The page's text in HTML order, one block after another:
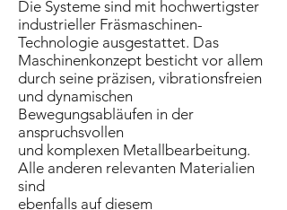
Die Systeme sind mit hochwertigster
industrieller Fräsmaschinen-
Technologie ausgestattet. Das
Maschinenkonzept besticht vor allem
durch seine präzisen, vibrationsfreien
und dynamischen
Bewegungsabläufen in der
anspruchsvollen
und komplexen Metallbearbeitung.
Alle anderen relevanten Materialien
sind
ebenfalls auf diesem